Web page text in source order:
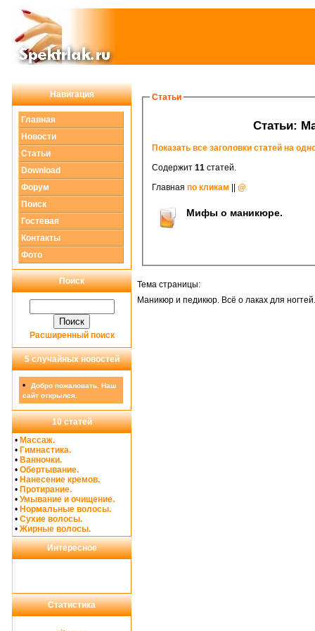
Навигация
Главная
Новости
Статьи
Download
Форум
Поиск
Гостевая
Контакты
Фото
Поиск
Расширенный поиск
5 случайных новостей
•
Добро пожаловать. Наш
сайт открылся.
10 статей
• Массаж.
• Гимнастика.
• Ванночки.
• Обертывание.
• Нанесение кремов.
• Протирание.
• Умывание и очищение.
• Нормальные волосы.
• Сухие волосы.
• Жирные волосы.
Интересное
Статистика
Статьи
Показать все заголовки статей на
Содержит 11 статей.
Главная по кликам @
Мифы о маникюре.
Тема страницы:
Маникюр и педикюр. Всё о лаках для